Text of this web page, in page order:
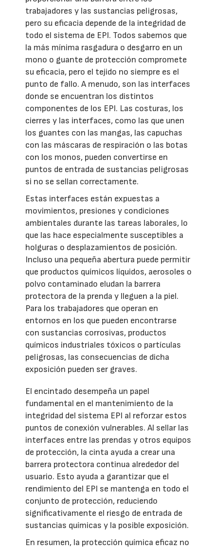
trabajadores y las sustancias peligrosas,
pero su eficacia depende de la integridad de
todo el sistema de EPI. Todos sabemos que
la más mínima rasgadura o desgarro en un
mono o guante de protección compromete
su eficacia, pero el tejido no siempre es el
punto de fallo. A menudo, son las interfaces
donde se encuentran los distintos
componentes de los EPI. Las costuras, los
cierres y las interfaces, como las que unen
los guantes con las mangas, las capuchas
con las máscaras de respiración o las botas
con los monos, pueden convertirse en
puntos de entrada de sustancias peligrosas
si no se sellan correctamente.
Estas interfaces están expuestas a
movimientos, presiones y condiciones
ambientales durante las tareas laborales, lo
que las hace especialmente susceptibles a
holguras o desplazamientos de posición.
Incluso una pequeña abertura puede permitir
que productos químicos líquidos, aerosoles o
polvo contaminado eludan la barrera
protectora de la prenda y lleguen a la piel.
Para los trabajadores que operan en
entornos en los que pueden encontrarse
con sustancias corrosivas, productos
químicos industriales tóxicos o partículas
peligrosas, las consecuencias de dicha
exposición pueden ser graves.
El encintado desempeña un papel
fundamental en el mantenimiento de la
integridad del sistema EPI al reforzar estos
puntos de conexión vulnerables. Al sellar las
interfaces entre las prendas y otros equipos
de protección, la cinta ayuda a crear una
barrera protectora continua alrededor del
usuario. Esto ayuda a garantizar que el
rendimiento del EPI se mantenga en todo el
conjunto de protección, reduciendo
significativamente el riesgo de entrada de
sustancias químicas y la posible exposición.
En resumen, la protección química eficaz no